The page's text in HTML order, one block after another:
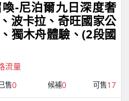
-尼泊爾九日深度奢
波卡拉、奇旺國家公
獨⽊⾈體驗、(2段國
流量
售0 候補0 可售17